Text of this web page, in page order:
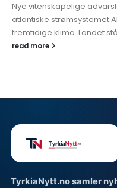
Nye vitenskapelige
atlantiske strømsystemet
fremtidige klima. Landet
read more
TyrkiaNytt.no samler